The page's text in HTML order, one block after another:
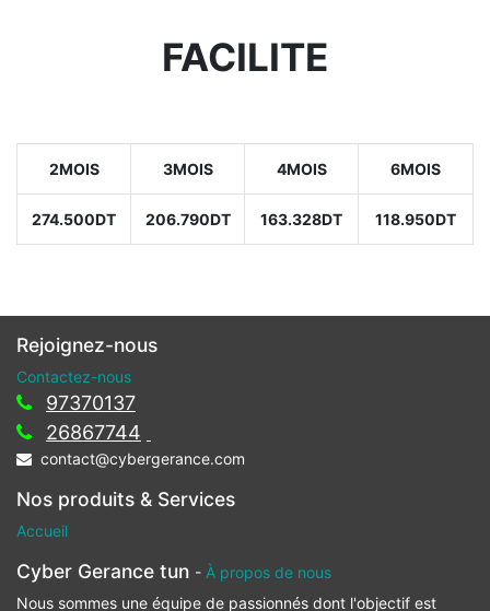
FACILITE
2MOIS 3MOIS 4MOIS 6MOIS
274.500DT 206.790DT 163.328DT 118.950DT
Rejoignez-nous
Contactez-nous
97370137
26867744
contact@cybergerance.com
Nos produits & Services
Accueil
Cyber Gerance tun - À propos de nous
Nous sommes une équipe de passionnés dont l'objectif est